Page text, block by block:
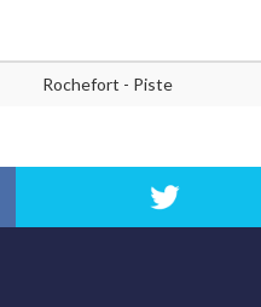
Rochefort - Piste